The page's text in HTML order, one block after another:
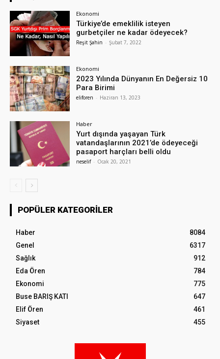
Ekonomi
Türkiye’de emeklilik isteyen
gurbetçiler ne kadar ödeyecek?
Reşit Şahin - Şubat 7, 2022
Ekonomi
2023 Yılında Dünyanın En Değersiz 10
Para Birimi
eliforen - Haziran 13, 2023
Haber
Yurt dışında yaşayan Türk
vatandaşlarının 2021’de ödeyeceği
pasaport harçları belli oldu
neselif - Ocak 20, 2021
POPÜLER KATEGORILER
Haber
8084
Genel
6317
Sağlık
912
Eda Ören
784
Ekonomi
775
Buse BARIŞ KATI
647
Elif Ören
461
Siyaset
455